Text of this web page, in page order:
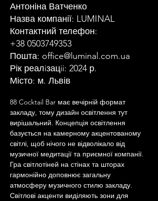
Антоніна Ватченко
Назва компанії: LUMINAL
Контактний телефон:
+38 0503749353
Пошта: office@luminal.com.ua
Рік реалiзацii: 2024 р.
Місто: м. Львів
88 Cocktail Bar має вечірній формат
закладу, тому дизайн освітлення тут
вирішальний. Концепція освітлення
базується на камерному акцентованому
світлі, щоб нічого не відволікало від
музичної медитації та приємної компанії.
Гра світлотіней на стінах та шторах
гармонійно доповнює загальну
атмосферу музичного стилю закладу.
Світлові акценти виділяють зони для